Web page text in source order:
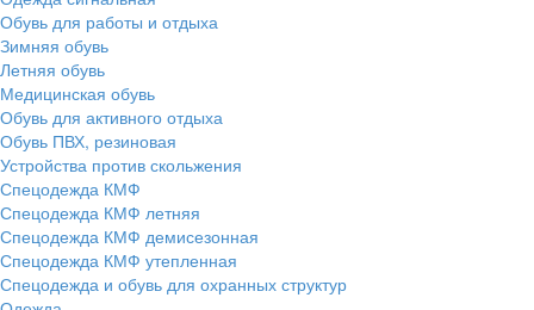
Обувь для работы и отдыха
Зимняя обувь
Летняя обувь
Медицинская обувь
Обувь для активного отдыха
Обувь ПВХ, резиновая
Устройства против скольжения
Спецодежда КМФ
Спецодежда КМФ летняя
Спецодежда КМФ демисезонная
Спецодежда КМФ утепленная
Спецодежда и обувь для охранных структур